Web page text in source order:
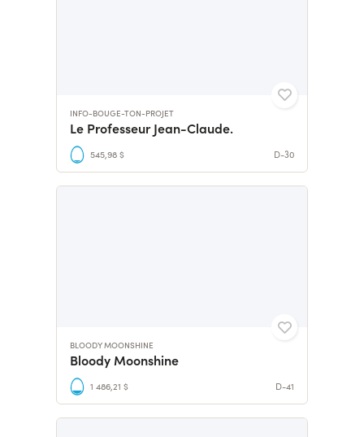
INFO-BOUGE-TON-PROJET
Le Professeur Jean-Claude.
545,98 $ D-30
BLOODY MOONSHINE
Bloody Moonshine
1 486,21 $ D-41